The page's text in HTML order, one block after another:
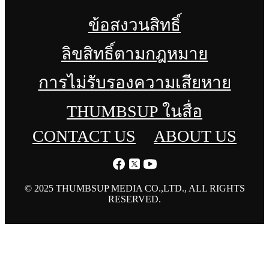
ข้อสงวนสิทธิ์
ลิขสิทธิ์ตามกฎหมาย
การไม่รับรองความเสียหาย
THUMBSUP ในสื่อ
CONTACT US
ABOUT US
© 2025 THUMBSUP MEDIA CO.,LTD., ALL RIGHTS
RESERVED.